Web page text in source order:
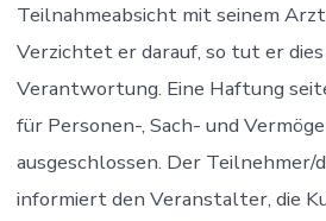
Teilnahmeabsicht mit seinem
Verzichtet er darauf, so tut er dies
Verantwortung. Eine Haftung
für Personen-, Sach- und
ausgeschlossen. Der Teilnehmer/
informiert den Veranstalter, die